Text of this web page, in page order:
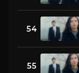
54
55